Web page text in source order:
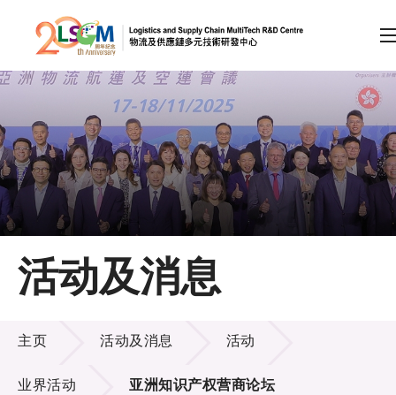
跳到内容（按回车键）
会员登录
A A EN 繁 简
主页
关于LSCM
技术商品化
项目及资助计划
活动及消息
活动及消息
主页 活动及消息 活动
业界活动 亚洲知识产权营商论坛